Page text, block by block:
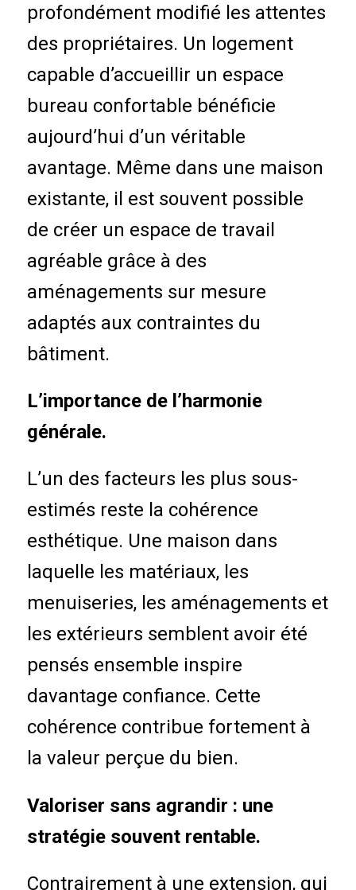
profondément modifié les attentes
des propriétaires. Un logement
capable d’accueillir un espace
bureau confortable bénéficie
aujourd’hui d’un véritable
avantage. Même dans une maison
existante, il est souvent possible
de créer un espace de travail
agréable grâce à des
aménagements sur mesure
adaptés aux contraintes du
bâtiment.
L’importance de l’harmonie
générale.
L’un des facteurs les plus sous-
estimés reste la cohérence
esthétique. Une maison dans
laquelle les matériaux, les
menuiseries, les aménagements et
les extérieurs semblent avoir été
pensés ensemble inspire
davantage confiance. Cette
cohérence contribue fortement à
la valeur perçue du bien.
Valoriser sans agrandir : une
stratégie souvent rentable.
Contrairement à une extension, qui